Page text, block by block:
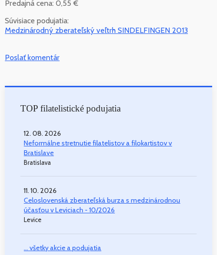
Predajná cena: 0,55 €
Súvisiace podujatia:
Medzinárodný zberateľský veľtrh SINDELFINGEN 2013
Poslať komentár
TOP filatelistické podujatia
12. 08. 2026
Neformálne stretnutie filatelistov a filokartistov v
Bratislave
Bratislava
11. 10. 2026
Celoslovenská zberateľská burza s medzinárodnou
účasťou v Leviciach - 10/2026
Levice
... všetky akcie a podujatia